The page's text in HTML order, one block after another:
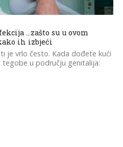
…zašto su u ovom
ih izbjeći
je vrlo često. Kada dođete kući
u području genitalija: